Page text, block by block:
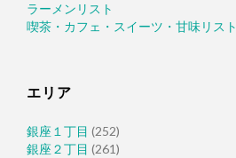
ラーメンリスト
喫茶・カフェ・スイーツ・甘味リスト
エリア
銀座１丁目 (252)
銀座２丁目 (261)